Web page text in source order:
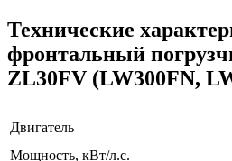
Технические
фронтальный
ZL30FV (LW300FN,
Двигатель
Мощность, кВт/л.с.